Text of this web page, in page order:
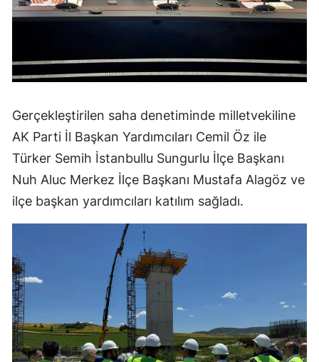
Rize
Samsun
Sinop
Sivas
Tekirdağ
Tokat
Şanlıurfa
Uşak
Van
Gerçekleştirilen saha denetiminde milletvekiline
AK Parti İl Başkan Yardımcıları Cemil Öz ile
Türker Semih İstanbullu Sungurlu İlçe Başkanı
Nuh Aluc Merkez İlçe Başkanı Mustafa Alagöz ve
ilçe başkan yardımcıları katılım sağladı.